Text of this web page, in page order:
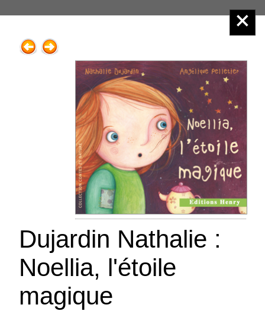
Menu principal :
3.Jeune public
Dujardin Nathalie :
Noellia, l'étoile
magique